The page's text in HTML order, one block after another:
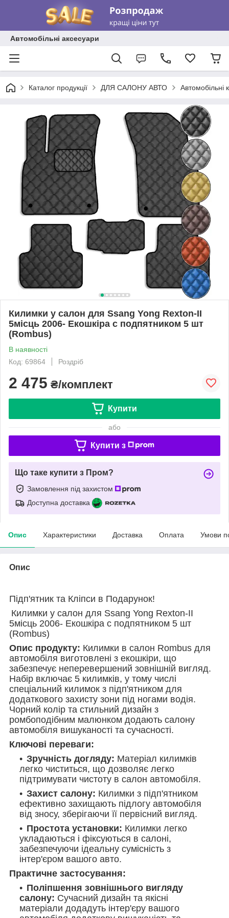
Автомобільні аксесуари
Каталог продукції ДЛЯ САЛОНУ АВТО Автомобільні
Килимки у салон для Ssang Yong Rexton-ІІ
5місць 2006- Екошкіра с подпятником 5 шт
(Rombus)
В наявності
Код: 69864
Роздріб
2 475 ₴/комплект
Купити
або
Купити з
Що таке купити з Пром?
Замовлення під захистом
Доступна доставка
Опис Характеристики Доставка Оплата Умови
Опис
Підп'ятник та Кліпси в Подарунок!
Килимки у салон для Ssang Yong Rexton-ІІ
5місць 2006- Екошкіра с подпятником 5 шт
(Rombus)
Опис продукту: Килимки в салон Rombus для
автомобіля виготовлені з екошкіри, що
забезпечує неперевершений зовнішній вигляд.
Набір включає 5 килимків, у тому числі
спеціальний килимок з підп'ятником для
додаткового захисту зони під ногами водія.
Чорний колір та стильний дизайн з
ромбоподібним малюнком додають салону
автомобіля вишуканості та сучасності.
Ключові переваги:
Зручність догляду: Матеріал килимків
легко чиститься, що дозволяє легко
підтримувати чистоту в салон автомобіля.
Захист салону: Килимки з підп'ятником
ефективно захищають підлогу автомобіля
від зносу, зберігаючи її первісний вигляд.
Простота установки: Килимки легко
укладаються і фіксуються в салоні,
забезпечуючи ідеальну сумісність з
інтер'єром вашого авто.
Практичне застосування:
Поліпшення зовнішнього вигляду
салону: Сучасний дизайн та якісні
матеріали додадуть інтер'єру вашого